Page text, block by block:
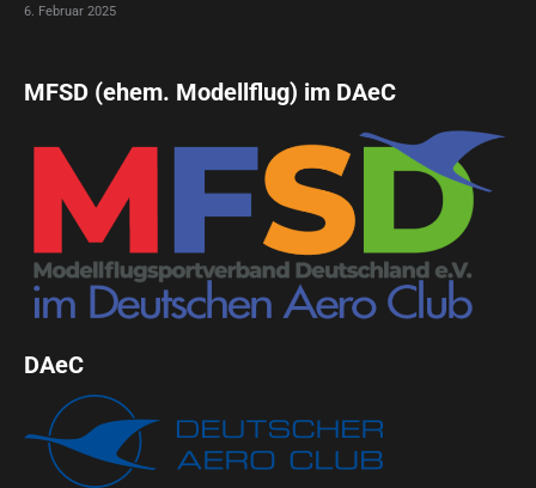
6. Februar 2025
MFSD (ehem. Modellflug) im DAeC
DAeC